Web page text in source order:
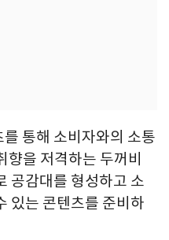
통해 소비자와의 소통
을 저격하는 두꺼비
공감대를 형성하고 소
있는 콘텐츠를 준비하